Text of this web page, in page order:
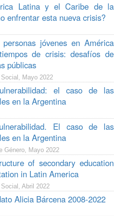
Latina y el Caribe de la
enfrentar esta nueva crisis?
jóvenes en América
de crisis: desafíos de
públicas
Mayo 2022
el caso de las
en la Argentina
El caso de las
en la Argentina
Género, Mayo 2022
of secondary education
in Latin America
Abril 2022
Alicia Bárcena 2008-2022